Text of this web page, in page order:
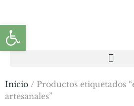
Inicio / Productos etiquetados
artesanales”
Abrir barra de herramientas